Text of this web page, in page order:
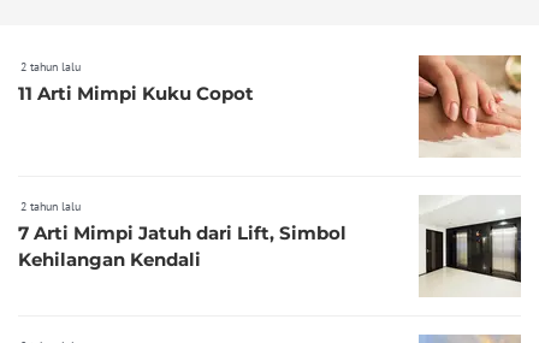
2 tahun lalu
11 Arti Mimpi Kuku Copot
2 tahun lalu
7 Arti Mimpi Jatuh dari Lift, Simbol
Kehilangan Kendali